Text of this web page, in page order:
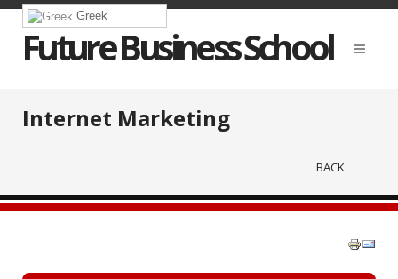
Greek
Future Business School
Internet Marketing
BACK